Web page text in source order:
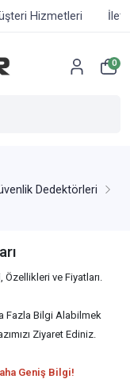
Hizmetleri
0
Dedektörleri
ve Fiyatları.
Fazla Bilgi Alabilmek
Ziyaret Ediniz.
Geniş Bilgi!